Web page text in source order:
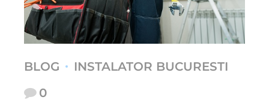
BLOG
INSTALATOR BUCURESTI
0